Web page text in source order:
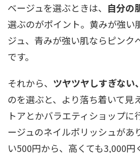
ベージュを選ぶときは、 自分の
選ぶのがポイント。黄みが強い
ジュ、青みが強い肌ならピンク
です。
それから、 ツヤツヤしすぎない
のを選ぶと、より落ち着いて見
トアとかバラエティショップに
ージュのネイルポリッシュがあ
い500円から、高くても3,000円